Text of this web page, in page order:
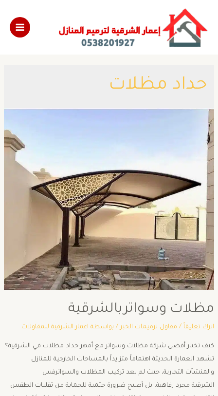
حداد مظلات
مظلات وسواتربالشرقية
اترك تعليقاً / مقاول ترميمات الخبر / بواسطة اعمار الشرقية للمقاولات
كيف تختار أفضل شركة مظلات وسواتر مع أمهر حداد مظلات في الشرقية؟
​تشهد العمارة الحديثة اهتماماً متزايداً بالمساحات الخارجية للمنازل
والمنشآت التجارية، حيث لم يعد تركيب المظلات والسواترفس
الشرقية مجرد رفاهية، بل أصبح ضرورة حتمية للحماية من تقلبات الطقس